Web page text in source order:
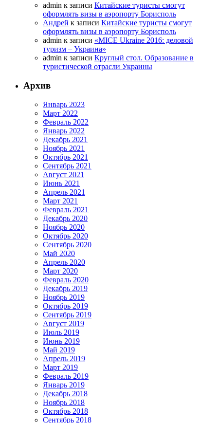
admin к записи Китайские туристы смогут
оформлять визы в аэропорту Борисполь
Андрей к записи Китайские туристы смогут
оформлять визы в аэропорту Борисполь
admin к записи «MICE Ukraine 2016: деловой
туризм – Украина»
admin к записи Круглый стол. Образование в
туристической отрасли Украины
Архив
Январь 2023
Март 2022
Февраль 2022
Январь 2022
Декабрь 2021
Ноябрь 2021
Октябрь 2021
Сентябрь 2021
Август 2021
Июнь 2021
Апрель 2021
Март 2021
Февраль 2021
Декабрь 2020
Ноябрь 2020
Октябрь 2020
Сентябрь 2020
Май 2020
Апрель 2020
Март 2020
Февраль 2020
Декабрь 2019
Ноябрь 2019
Октябрь 2019
Сентябрь 2019
Август 2019
Июль 2019
Июнь 2019
Май 2019
Апрель 2019
Март 2019
Февраль 2019
Январь 2019
Декабрь 2018
Ноябрь 2018
Октябрь 2018
Сентябрь 2018